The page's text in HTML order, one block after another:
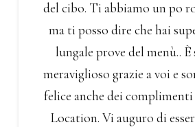
del cibo. Ti abbiamo un po
ma ti posso dire che hai
lungale prove del menù..
meraviglioso grazie a voi e
felice anche dei
Location. Vi auguro di